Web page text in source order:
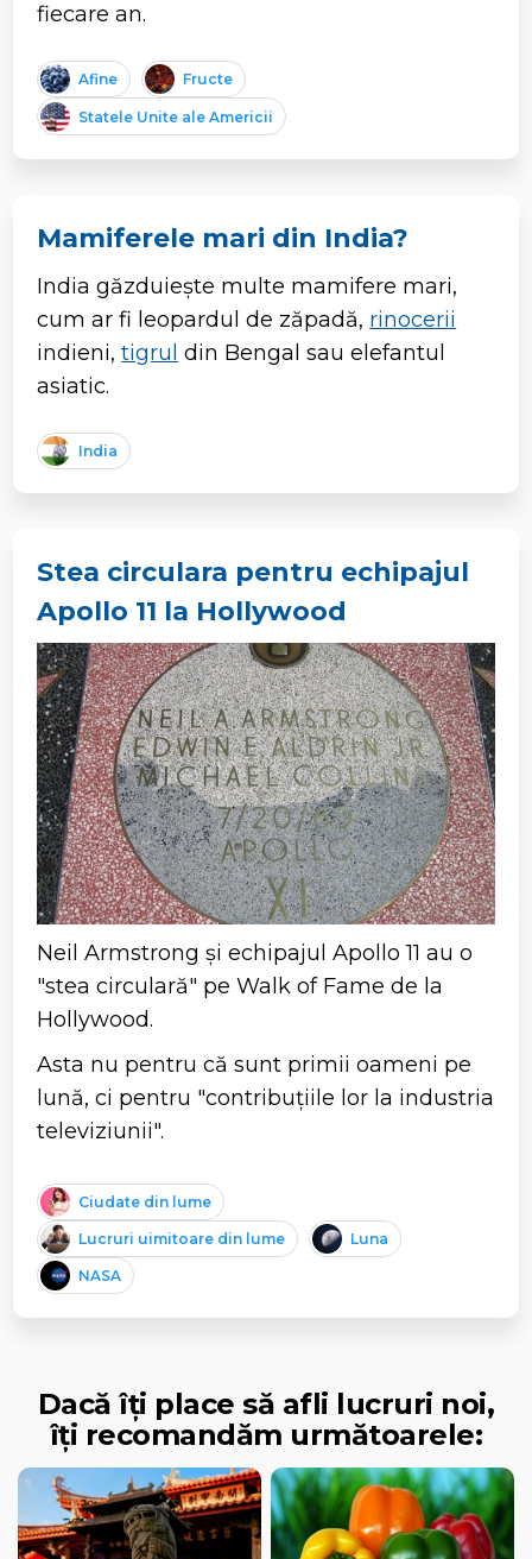
fiecare an.
Afine Fructe
Statele Unite ale Americii
Mamiferele mari din India?
India găzduiește multe mamifere mari,
cum ar fi leopardul de zăpadă, rinocerii
indieni,tigrul din Bengal sau elefantul
asiatic.
India
Stea circulara pentru echipajul
Apollo 11 la Hollywood
Neil Armstrong și echipajul Apollo 11 au o
"stea circulară" pe Walk of Fame de la
Hollywood.
Asta nu pentru că sunt primii oameni pe
lună, ci pentru "contribuțiile lor la industria
televiziunii".
Ciudate din lume
Lucruri uimitoare din lume Luna
NASA
Dacă îți place să afli lucruri noi,
îți recomandăm următoarele: